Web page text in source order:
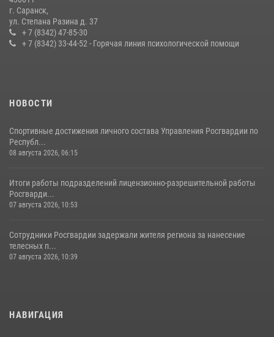
Сотрудники Росгвардии обеспечили безопасность Всероссийского
конкурса профмастерства в Саранске
23 июля 2026, 11:54 4
г. Саранск,
ул. Степана Разина д. 37
+ 7 (8342) 47-85-30
+ 7 (8342) 33-44-52 - Горячая линия психологической помощи
НОВОСТИ
Спортивные достижения личного состава Управления Росгвардии по
Республ...
08 августа 2026, 06:15
Итоги работы подразделений лицензионно-разрешительной работы
Росгварди...
07 августа 2026, 10:53
Сотрудники Росгвардии задержали жителя региона за нанесение
телесных п...
07 августа 2026, 10:39
НАВИГАЦИЯ